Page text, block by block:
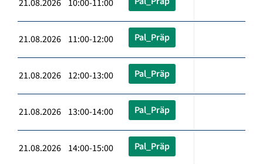
21.08.2026 10:00-11:00
21.08.2026 11:00-12:00 Pal_Präp
21.08.2026 12:00-13:00 Pal_Präp
21.08.2026 13:00-14:00 Pal_Präp
21.08.2026 14:00-15:00 Pal_Präp